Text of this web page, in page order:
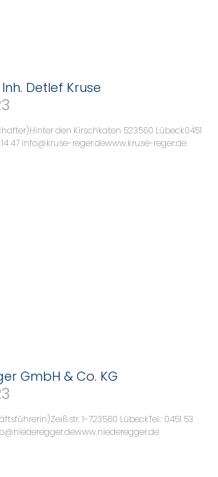
Detlef Kruse
den Kirschkaten 523560 Lübeck0451
14 47 info@kruse-reger.dewww.kruse-reger.de
GmbH & Co. KG
1-723560 LübeckTel.: 0451 53